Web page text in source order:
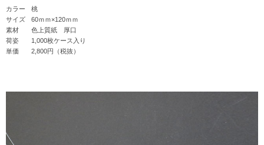
カラー
桃
サイズ
60ｍｍ×120ｍｍ
素材
色上質紙 厚口
荷姿
1,000枚ケース入り
単価
2,800円（税抜）